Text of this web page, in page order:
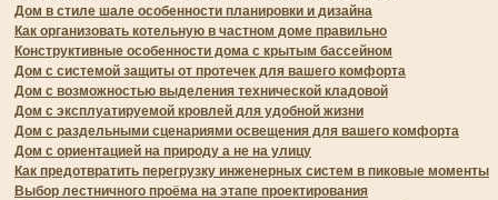
Дом в стиле шале особенности планировки и дизайна
Как организовать котельную в частном доме правильно
Конструктивные особенности дома с крытым бассейном
Дом с системой защиты от протечек для вашего комфорта
Дом с возможностью выделения технической кладовой
Дом с эксплуатируемой кровлей для удобной жизни
Дом с раздельными сценариями освещения для вашего комфорта
Дом с ориентацией на природу а не на улицу
Как предотвратить перегрузку инженерных систем в пиковые моменты
Выбор лестничного проёма на этапе проектирования